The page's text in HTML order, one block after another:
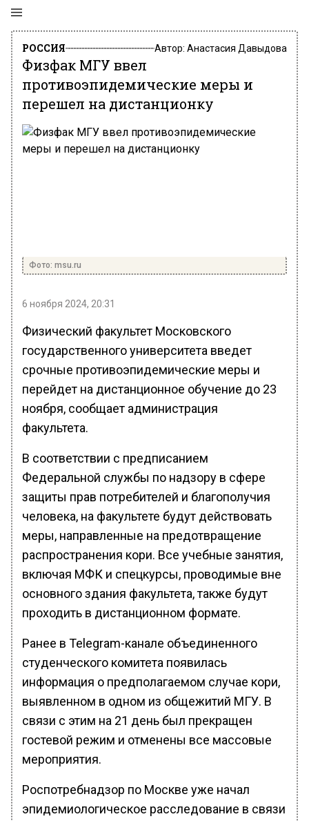
РОССИЯ Автор: Анастасия Давыдова
Физфак МГУ ввел
противоэпидемические меры и
перешел на дистанционку
Фото: msu.ru
6 ноября 2024, 20:31
Физический факультет Московского
государственного университета введет
срочные противоэпидемические меры и
перейдет на дистанционное обучение до 23
ноября, сообщает администрация
факультета.
В соответствии с предписанием
Федеральной службы по надзору в сфере
защиты прав потребителей и благополучия
человека, на факультете будут действовать
меры, направленные на предотвращение
распространения кори. Все учебные занятия,
включая МФК и спецкурсы, проводимые вне
основного здания факультета, также будут
проходить в дистанционном формате.
Ранее в Telegram-канале объединенного
студенческого комитета появилась
информация о предполагаемом случае кори,
выявленном в одном из общежитий МГУ. В
связи с этим на 21 день был прекращен
гостевой режим и отменены все массовые
мероприятия.
Роспотребнадзор по Москве уже начал
эпидемиологическое расследование в связи